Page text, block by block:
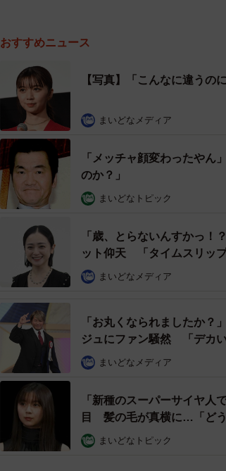
おすすめニュース
【写真】「こんなに違う
まいどなメディア
「メッチャ顔変わったやん
のか？」
まいどなトピック
「歳、とらないんすかっ！
ット仰天 「タイムスリッ
まいどなメディア
「お丸くなられましたか
ジュにファン騒然 「デカ
まいどなメディア
「新種のスーパーサイヤ人
目 髪の毛が真横に…「どう
まいどなトピック